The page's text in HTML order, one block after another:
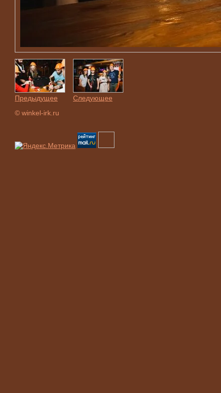
Предыдущее
Следующее
© winkel-irk.ru